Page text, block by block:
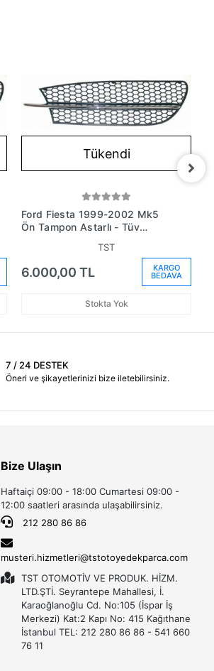
Tükendi
Ford Fiesta 1999-2002 Mk5
Ön Tampon Astarlı - Tüv
Ys6117762Gjxwaa)
TST
6.000,00 TL KARGO
BEDAVA
Stokta Yok
7 / 24 DESTEK
Öneri ve şikayetlerinizi bize iletebilirsiniz.
Bize Ulaşın
Haftaiçi 09:00 - 18:00 Cumartesi 09:00 -
12:00 saatleri arasında ulaşabilirsiniz.
212 280 86 86
musteri.hizmetleri@tstotoyedekparca.com
TST OTOMOTİV VE PRODUK. HİZM.
LTD.ŞTİ. Seyrantepe Mahallesi, İ.
Karaoğlanoğlu Cd. No:105 (İspar İş
Merkezi) Kat:2 Kapı No: 415 Kağıthane
İstanbul TEL: 212 280 86 86 - 541 660
76 11